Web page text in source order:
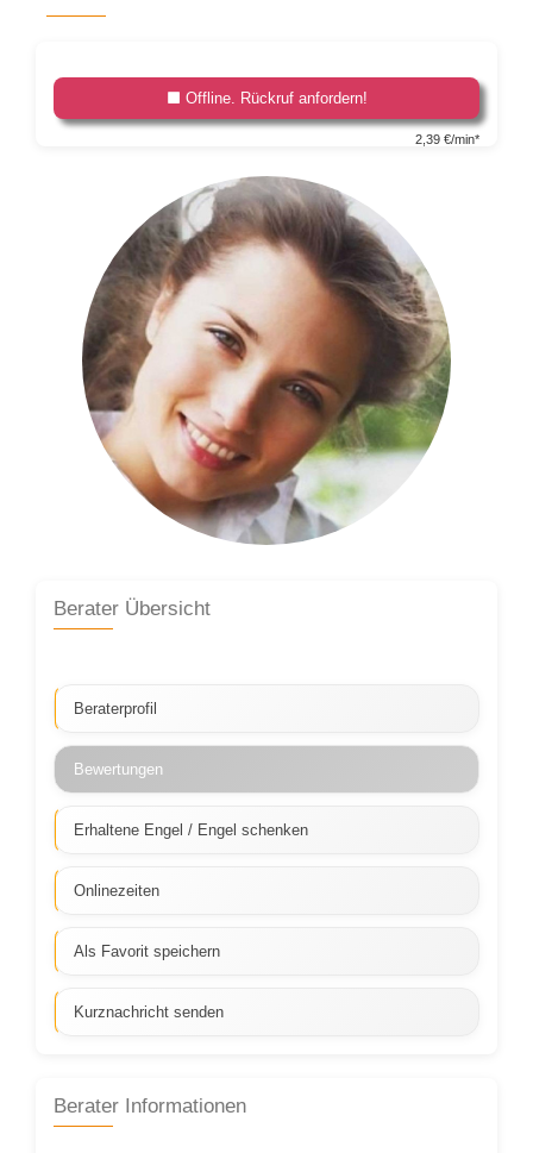
Offline. Rückruf anfordern!
2,39 €/min*
Berater Übersicht
Beraterprofil
Bewertungen
Erhaltene Engel / Engel schenken
Onlinezeiten
Als Favorit speichern
Kurznachricht senden
Berater Informationen